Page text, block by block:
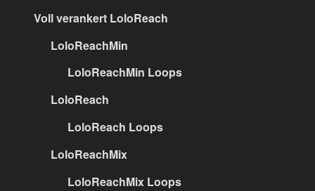
Voll verankert LoloReach
LoloReachMin
LoloReachMin Loops
LoloReach
LoloReach Loops
LoloReachMix
LoloReachMix Loops